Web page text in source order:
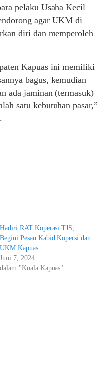
pelaku Usaha Kecil
agar UKM di
diri dan memperoleh
Kapuas ini memiliki
bagus, kemudian
ada jaminan (termasuk)
satu kebutuhan pasar,”
Hadiri RAT Koperasi TJS,
Begini Pesan Kabid Kopersi dan
UKM Kapuas
Juni 7, 2024
dalam "Kuala Kapuas"